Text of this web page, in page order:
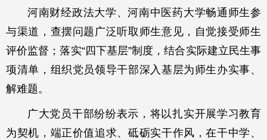
河南财经政法大学、河南中医药大学畅通师生参
与渠道，查摆问题广泛听取师生意见，自觉接受师生
评价监督；落实“四下基层”制度，结合实际建立民生事
项清单，组织党员领导干部深入基层为师生办实事、
解难题。
广大党员干部纷纷表示，将以扎实开展学习教育
为契机，端正价值追求、砥砺实干作风，在干中学、